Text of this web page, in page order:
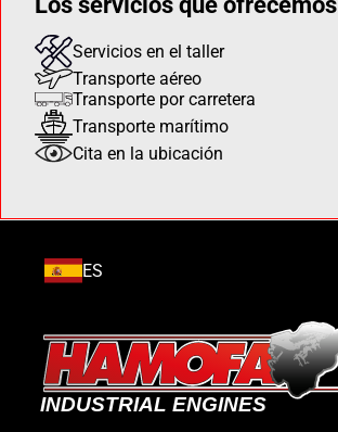
Servicios en el taller
Transporte aéreo
Transporte por carretera
Transporte marítimo
Cita en la ubicación
ES